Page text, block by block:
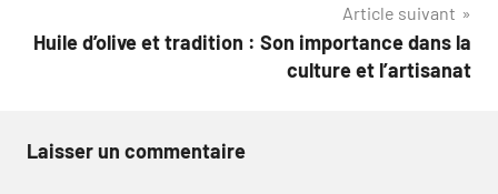
Article suivant
Huile d’olive et tradition : Son importance dans la
culture et l’artisanat
Laisser un commentaire